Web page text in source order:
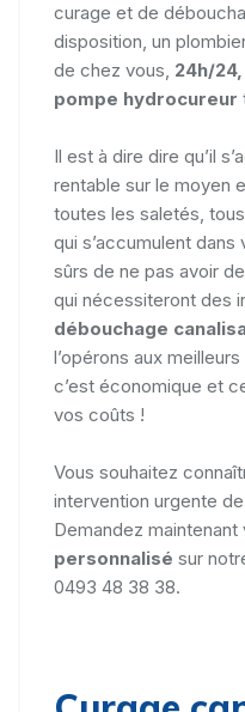
curage et de
disposition, un
de chez vous, 24h/
pompe hydrocureur
Il est à dire dire qu’il
rentable sur le moyen
toutes les saletés,
qui s’accumulent
sûrs de ne pas avoir
qui nécessiteront des
débouchage
l’opérons aux
c’est économique et
vos coûts !
Vous souhaitez
intervention urgente de
Demandez maintenant
personnalisé sur
0493 48 38 38.